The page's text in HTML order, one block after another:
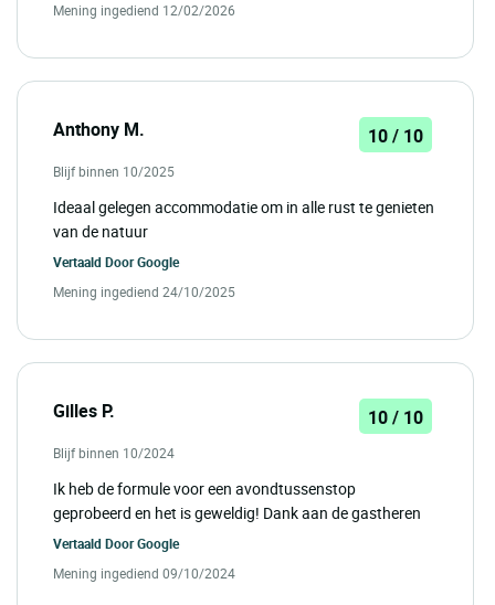
Mening ingediend 12/02/2026
Anthony M. 10 / 10
Blijf binnen 10/2025
Ideaal gelegen accommodatie om in alle rust te genieten
van de natuur
Vertaald DoorGoogle
Mening ingediend 24/10/2025
Gilles P. 10 / 10
Blijf binnen 10/2024
Ik heb de formule voor een avondtussenstop
geprobeerd en het is geweldig! Dank aan de gastheren
Vertaald DoorGoogle
Mening ingediend 09/10/2024